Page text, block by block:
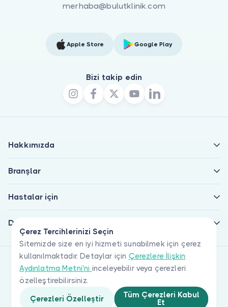
Çerez Tercihlerinizi Seçin
Sitemizde size en iyi hizmeti sunabilmek için çerez
kullanılmaktadır. Detaylar için Çerezlere İlişkin
Aydınlatma Metni'ni inceleyebilir veya çerezleri
özelleştirebilirsiniz.
Çerezleri Özelleştir
Tüm Çerezleri Kabul
Et
merhaba@bulutklinik.com
Apple Store Google Play
Bizi takip edin
Hakkımızda
Branşlar
Hastalar için
Doktorlar için